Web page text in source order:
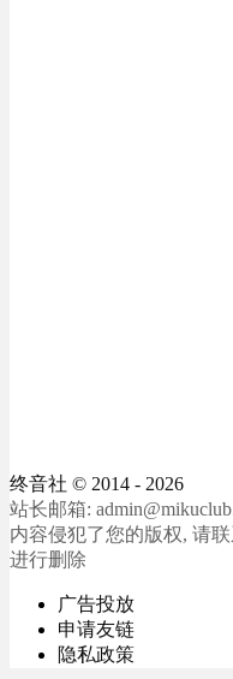
终音社 © 2014 - 2026
站长邮箱:
内容侵犯了您的版权, 请
进行删除
广告投放
申请友链
隐私政策